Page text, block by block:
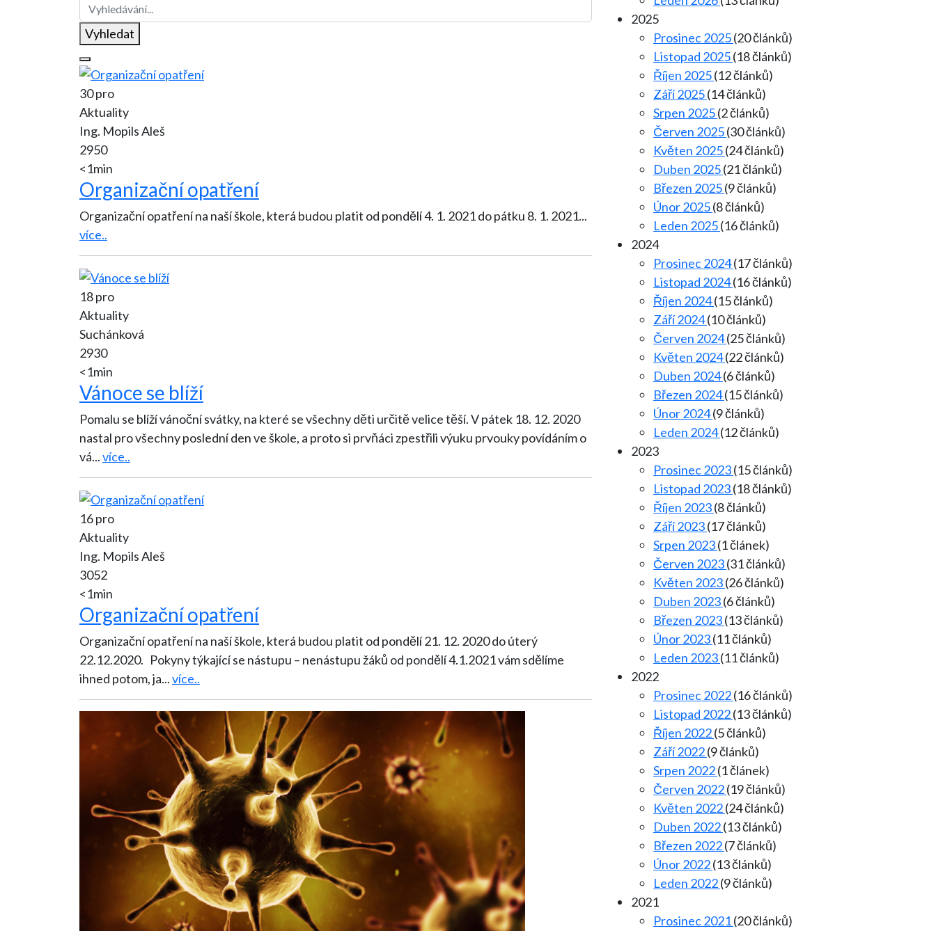
Vyhledat
30 pro
Aktuality
Ing. Mopils Aleš
2950
<1min
Organizační opatření
Organizační opatření na naší škole, která budou platit od pondělí 4. 1. 2021 do pátku 8. 1. 2021...
více..
18 pro
Aktuality
Suchánková
2930
<1min
Vánoce se blíží
Pomalu se blíží vánoční svátky, na které se všechny děti určitě velice těší. V pátek 18. 12. 2020
nastal pro všechny poslední den ve škole, a proto si prvňáci zpestřili výuku prvouky povídáním o
vá...více..
16 pro
Aktuality
Ing. Mopils Aleš
3052
<1min
Organizační opatření
Organizační opatření na naší škole, která budou platit od pondělí 21. 12. 2020 do úterý
22.12.2020. Pokyny týkající se nástupu – nenástupu žáků od pondělí 4.1.2021 vám sdělíme
ihned potom, ja...více..
2025
Prosinec 2025(20 článků)
Listopad 2025(18 článků)
Říjen 2025(12 článků)
Září 2025(14 článků)
Srpen 2025(2 článků)
Červen 2025(30 článků)
Květen 2025(24 článků)
Duben 2025(21 článků)
Březen 2025(9 článků)
Únor 2025(8 článků)
Leden 2025(16 článků)
2024
Prosinec 2024(17 článků)
Listopad 2024(16 článků)
Říjen 2024(15 článků)
Září 2024(10 článků)
Červen 2024(25 článků)
Květen 2024(22 článků)
Duben 2024(6 článků)
Březen 2024(15 článků)
Únor 2024(9 článků)
Leden 2024(12 článků)
2023
Prosinec 2023(15 článků)
Listopad 2023(18 článků)
Říjen 2023(8 článků)
Září 2023(17 článků)
Srpen 2023(1 článek)
Červen 2023(31 článků)
Květen 2023(26 článků)
Duben 2023(6 článků)
Březen 2023(13 článků)
Únor 2023(11 článků)
Leden 2023(11 článků)
2022
Prosinec 2022(16 článků)
Listopad 2022(13 článků)
Říjen 2022(5 článků)
Září 2022(9 článků)
Srpen 2022(1 článek)
Červen 2022(19 článků)
Květen 2022(24 článků)
Duben 2022(13 článků)
Březen 2022(7 článků)
Únor 2022(13 článků)
Leden 2022(9 článků)
2021
Prosinec 2021(20 článků)